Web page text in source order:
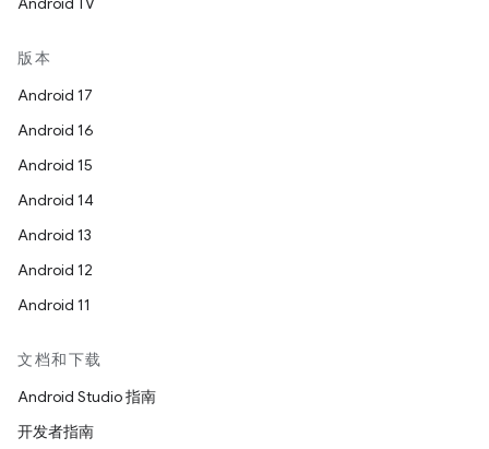
版本
Android 17
Android 16
Android 15
Android 14
Android 13
Android 12
Android 11
文档和下载
Android Studio 指南
开发者指南